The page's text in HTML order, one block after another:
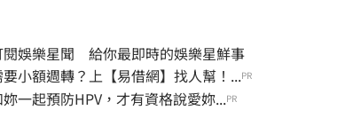
閱娛樂星聞 給你最即時的娛樂星鮮事
小額週轉？上【易借網】找人幫！...PR
一起預防HPV，才有資格說愛妳...PR